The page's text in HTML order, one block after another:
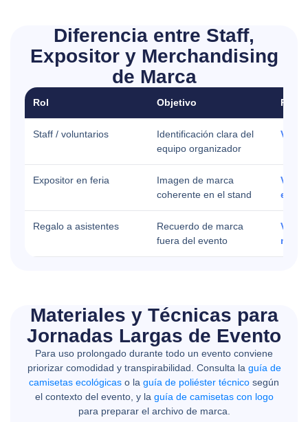
Diferencia entre Staff,
Expositor y Merchandising
de Marca
Rol Objetivo
Staff / voluntarios
Identificación clara del
equipo organizador
Ver
Expositor en feria
Imagen de marca
coherente en el stand
Ver
Regalo a asistentes
Recuerdo de marca
fuera del evento
Ver
marca
Materiales y Técnicas para
Jornadas Largas de Evento
Para uso prolongado durante todo un evento conviene
priorizar comodidad y transpirabilidad. Consulta la guía de
camisetas ecológicas o la guía de poliéster técnico según
el contexto del evento, y la guía de camisetas con logo
para preparar el archivo de marca.